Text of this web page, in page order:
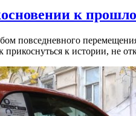
к
повседневного
прикоснуться к истории, не